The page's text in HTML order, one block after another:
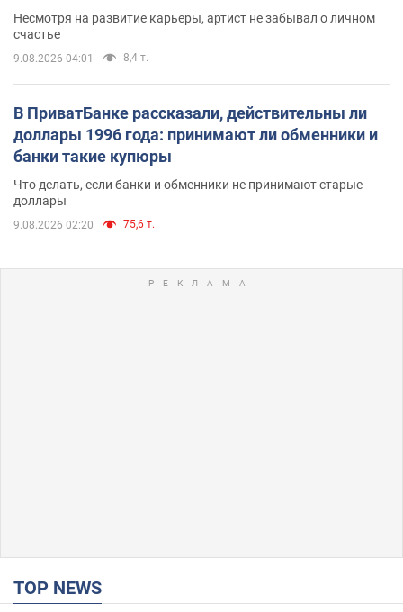
Несмотря на развитие карьеры, артист не забывал о личном
счастье
9.08.2026 04:01 8,4 т.
В ПриватБанке рассказали, действительны ли
доллары 1996 года: принимают ли обменники и
банки такие купюры
Что делать, если банки и обменники не принимают старые
доллары
9.08.2026 02:20 75,6 т.
TOP NEWS